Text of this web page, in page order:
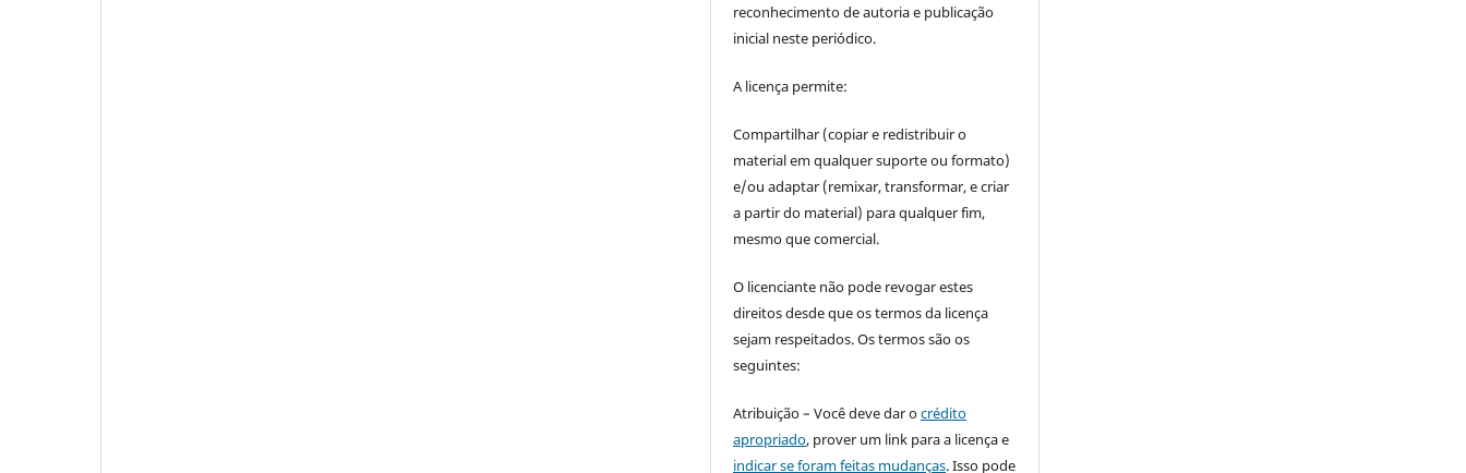
reconhecimento de autoria e publicação
inicial neste periódico.
A licença permite:
Compartilhar (copiar e redistribuir o
material em qualquer suporte ou formato)
e/ou adaptar (remixar, transformar, e criar
a partir do material) para qualquer fim,
mesmo que comercial.
O licenciante não pode revogar estes
direitos desde que os termos da licença
sejam respeitados. Os termos são os
seguintes:
Atribuição – Você deve dar ocrédito
apropriado, prover um link para a licença e
indicar se foram feitas mudanças. Isso pode